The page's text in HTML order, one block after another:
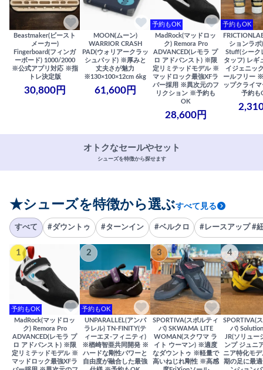
Beastmaker(ビースト
メーカー)
Fingerboard(フィンガ
ーボード) 1000/2000
※公式アプリ対応 ※指
トレ決定版
30,800円
MOON(ムーン)
WARRIOR CRASH
PAD(ウォリアークラッ
シュパッド) ※厚みと
丈夫さが魅力
※130×100×12cm 6kg
61,600円
予約もOK
MadRock(マッドロッ
ク) Remora Pro
ADVANCED(レモラ プ
ロ アドバンスト) ※限
定リミテッドモデル ※
マッドロック最強XFラ
バー採用 ※異次元のフ
リクション ※予約も
OK
28,600円
予約もOK
ションラボ
Stuff(シーク
タッフ) レギ
イジェニッ
ールフリー
ップクライ
予約も
オトクなセールやセット
シューズを特徴から探せます
★シューズを特徴から選ぶすべて見る
すべて #ダウントゥ #ターンイン #ベルクロ #レースアップ #
1
予約もOK
MadRock(マッドロッ
ク) Remora Pro
ADVANCED(レモラ プ
ロ アドバンスト) ※限
定リミテッドモデル ※
マッドロック最強XFラ
2
予約もOK
UNPARALLEL(アンパ
ラレル) TN-FINITY(テ
ィーエヌ-フィニティ)
※楢崎智亜共同開発 ※
ハードな剛性パワーと
自由度が融合した最強
3
SPORTIVA(スポルティ
バ) SKWAMA LITE
WOMAN(スクワマ ラ
イト ウーマン) ※適度
なダウントゥ ※軽量で
高いねじれ剛性 ※高感
4
SPORTIVA(
バ)
JR(ソリュー
ンプ ジュニ
ニア特化モ
期の足に最